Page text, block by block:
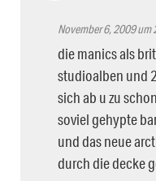
November 6, 2009 um
die manics als
studioalben und
sich ab u zu
soviel gehypte
und das neue
durch die decke